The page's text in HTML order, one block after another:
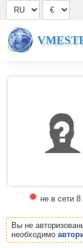
не в сети 8
Вы не
необходимо